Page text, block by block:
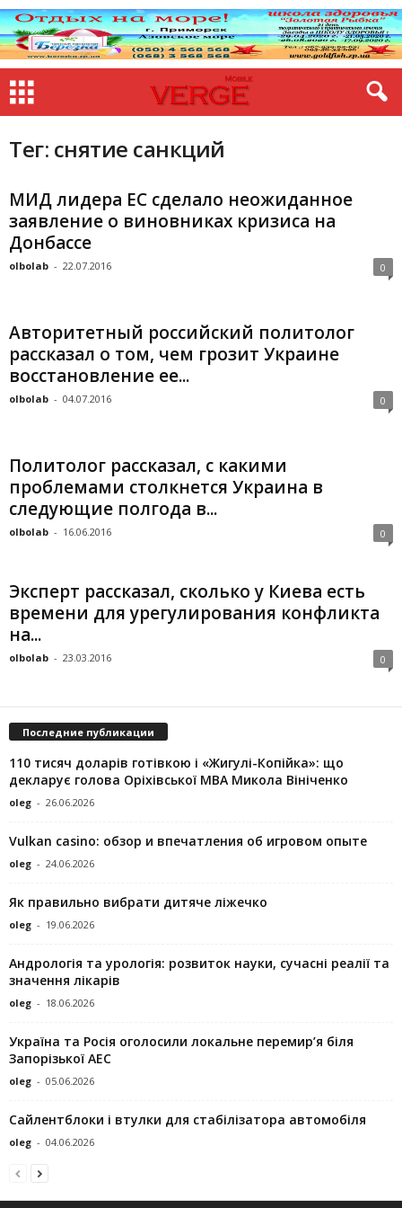
Тег: снятие санкций
МИД лидера ЕС сделало неожиданное
заявление о виновниках кризиса на
Донбассе
olbolab - 22.07.2016 0
Авторитетный российский политолог
рассказал о том, чем грозит Украине
восстановление ее...
olbolab - 04.07.2016 0
Политолог рассказал, с какими
проблемами столкнется Украина в
следующие полгода в...
olbolab - 16.06.2016 0
Эксперт рассказал, сколько у Киева есть
времени для урегулирования конфликта
на...
olbolab - 23.03.2016 0
Последние публикации
110 тисяч доларів готівкою і «Жигулі-Копійка»: що
декларує голова Оріхівської МВА Микола Вініченко
oleg - 26.06.2026
Vulkan casino: обзор и впечатления об игровом опыте
oleg - 24.06.2026
Як правильно вибрати дитяче ліжечко
oleg - 19.06.2026
Андрологія та урологія: розвиток науки, сучасні реалії та
значення лікарів
oleg - 18.06.2026
Україна та Росія оголосили локальне перемир’я біля
Запорізької АЕС
oleg - 05.06.2026
Сайлентблоки і втулки для стабілізатора автомобіля
oleg - 04.06.2026